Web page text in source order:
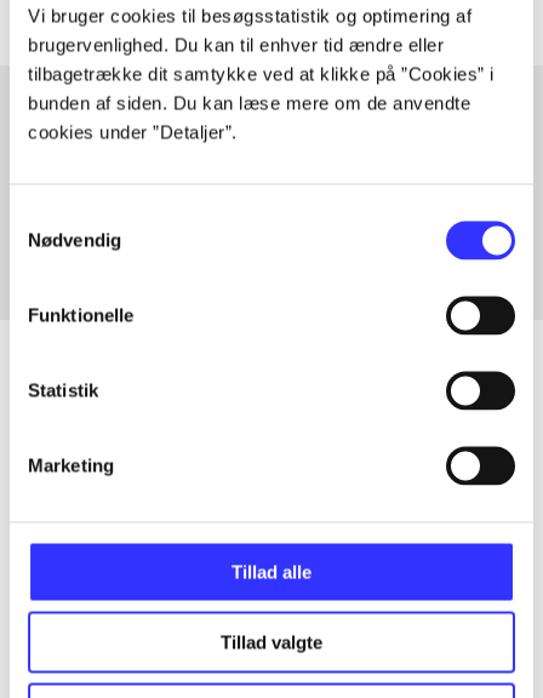
Vi bruger cookies til besøgsstatistik og optimering af
brugervenlighed. Du kan til enhver tid ændre eller
tilbagetrække dit samtykke ved at klikke på ”Cookies” i
bunden af siden. Du kan læse mere om de anvendte
cookies under ”Detaljer”.
Nødvendig
Funktionelle
Statistik
Marketing
Tillad alle
Tillad valgte
Alle registrerede artikler fordelt på udgivelser
...
...